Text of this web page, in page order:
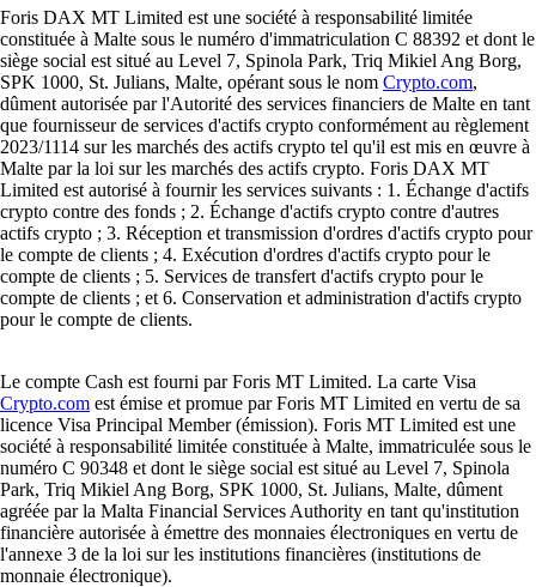
Foris DAX MT Limited est une société à responsabilité limitée
constituée à Malte sous le numéro d'immatriculation C 88392 et dont le
siège social est situé au Level 7, Spinola Park, Triq Mikiel Ang Borg,
SPK 1000, St. Julians, Malte, opérant sous le nom Crypto.com,
dûment autorisée par l'Autorité des services financiers de Malte en tant
que fournisseur de services d'actifs crypto conformément au règlement
2023/1114 sur les marchés des actifs crypto tel qu'il est mis en œuvre à
Malte par la loi sur les marchés des actifs crypto. Foris DAX MT
Limited est autorisé à fournir les services suivants : 1. Échange d'actifs
crypto contre des fonds ; 2. Échange d'actifs crypto contre d'autres
actifs crypto ; 3. Réception et transmission d'ordres d'actifs crypto pour
le compte de clients ; 4. Exécution d'ordres d'actifs crypto pour le
compte de clients ; 5. Services de transfert d'actifs crypto pour le
compte de clients ; et 6. Conservation et administration d'actifs crypto
pour le compte de clients.
Le compte Cash est fourni par Foris MT Limited. La carte Visa
Crypto.com est émise et promue par Foris MT Limited en vertu de sa
licence Visa Principal Member (émission). Foris MT Limited est une
société à responsabilité limitée constituée à Malte, immatriculée sous le
numéro C 90348 et dont le siège social est situé au Level 7, Spinola
Park, Triq Mikiel Ang Borg, SPK 1000, St. Julians, Malte, dûment
agréée par la Malta Financial Services Authority en tant qu'institution
financière autorisée à émettre des monnaies électroniques en vertu de
l'annexe 3 de la loi sur les institutions financières (institutions de
monnaie électronique).